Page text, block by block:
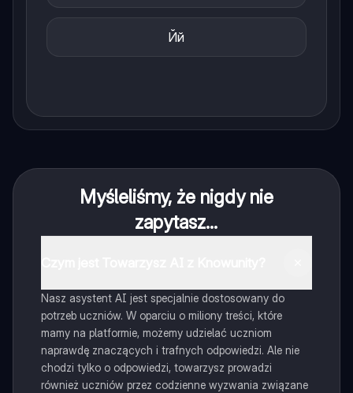
Йй
Myśleliśmy, że nigdy nie
zapytasz...
Nasz asystent AI jest specjalnie dostosowany do
potrzeb uczniów. W oparciu o miliony treści, które
mamy na platformie, możemy udzielać uczniom
naprawdę znaczących i trafnych odpowiedzi. Ale nie
chodzi tylko o odpowiedzi, towarzysz prowadzi
również uczniów przez codzienne wyzwania związane